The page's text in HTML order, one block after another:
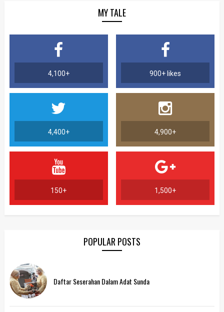
MY TALE
4,100+ 900+ likes
4,400+ 4,900+
150+ 1,500+
POPULAR POSTS
Daftar Seserahan Dalam Adat Sunda